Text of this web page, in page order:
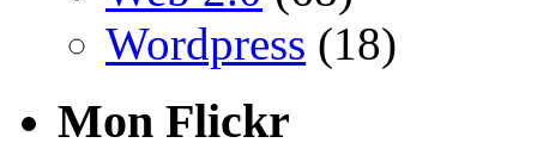
Wordpress (18)
Mon Flickr